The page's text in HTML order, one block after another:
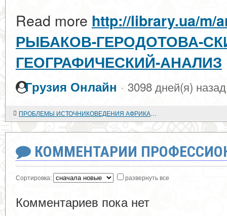
Read more http://library.ua/m/
РЫБАКОВ-ГЕРОДОТОВА-
ГЕОГРАФИЧЕСКИЙ-АНАЛИЗ
Грузия Онлайн · 3098 дней(я) назад
ПРОБЛЕМЫ ИСТОЧНИКОВЕДЕНИЯ АФРИКАНСКОЙ ИСТОРИИ В СОВЕТСКОЙ ИСТОРИОГРАФИИ
КОММЕНТАРИИ
Сортировка: развернуть все
Комментариев пока нет